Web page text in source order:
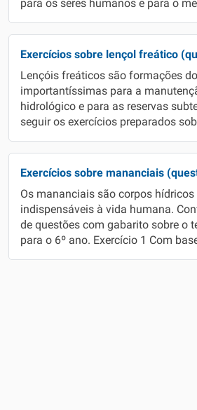
para os seres humanos e para o
Exercícios sobre lençol freático
Lençóis freáticos são formações
importantíssimas para a
hidrológico e para as reservas
seguir os exercícios preparados
Exercícios sobre mananciais
Os mananciais são corpos hídricos
indispensáveis à vida humana.
de questões com gabarito sobre o
para o 6º ano. Exercício 1 Com